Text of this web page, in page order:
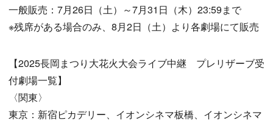
一般販売：7月26日（土）～7月31日（木）23:59まで
※残席がある場合のみ、8月2日（土）より各劇場にて販売
【2025長岡まつり大花火大会ライブ中継 プレリザーブ受
付劇場一覧】
〈関東〉
東京：新宿ピカデリー、イオンシネマ板橋、イオンシネマ